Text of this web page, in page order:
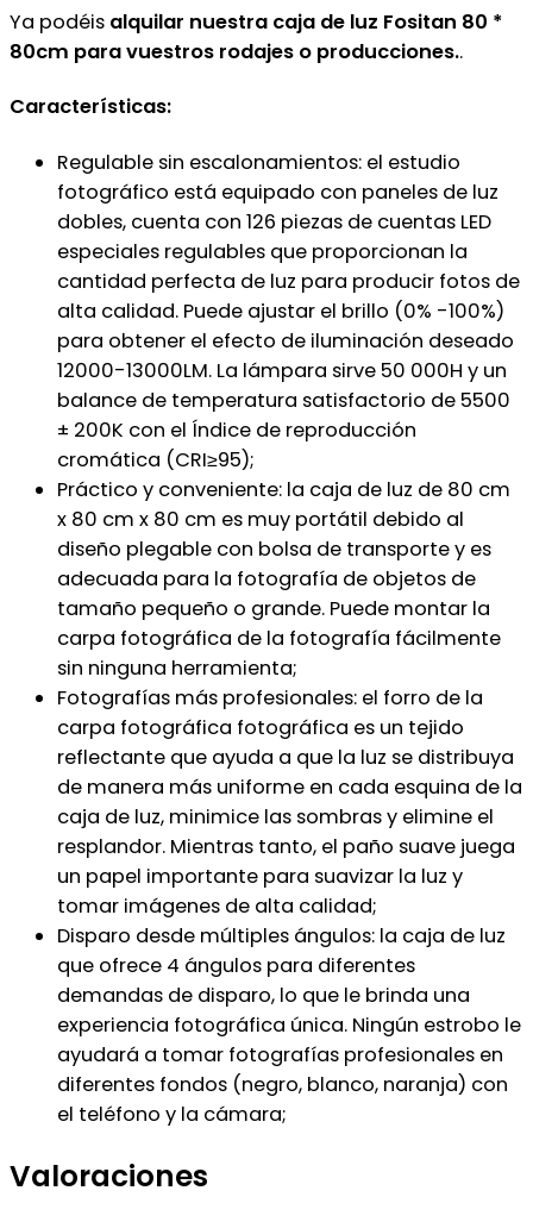
Ya podéis alquilar nuestra caja de luz Fositan 80 *
80cm para vuestros rodajes o producciones..
Características:
Regulable sin escalonamientos: el estudio
fotográfico está equipado con paneles de luz
dobles, cuenta con 126 piezas de cuentas LED
especiales regulables que proporcionan la
cantidad perfecta de luz para producir fotos de
alta calidad. Puede ajustar el brillo (0% -100%)
para obtener el efecto de iluminación deseado
12000-13000LM. La lámpara sirve 50 000H y un
balance de temperatura satisfactorio de 5500
± 200K con el Índice de reproducción
cromática (CRI≥95);
Práctico y conveniente: la caja de luz de 80 cm
x 80 cm x 80 cm es muy portátil debido al
diseño plegable con bolsa de transporte y es
adecuada para la fotografía de objetos de
tamaño pequeño o grande. Puede montar la
carpa fotográfica de la fotografía fácilmente
sin ninguna herramienta;
Fotografías más profesionales: el forro de la
carpa fotográfica fotográfica es un tejido
reflectante que ayuda a que la luz se distribuya
de manera más uniforme en cada esquina de la
caja de luz, minimice las sombras y elimine el
resplandor. Mientras tanto, el paño suave juega
un papel importante para suavizar la luz y
tomar imágenes de alta calidad;
Disparo desde múltiples ángulos: la caja de luz
que ofrece 4 ángulos para diferentes
demandas de disparo, lo que le brinda una
experiencia fotográfica única. Ningún estrobo le
ayudará a tomar fotografías profesionales en
diferentes fondos (negro, blanco, naranja) con
el teléfono y la cámara;
Valoraciones